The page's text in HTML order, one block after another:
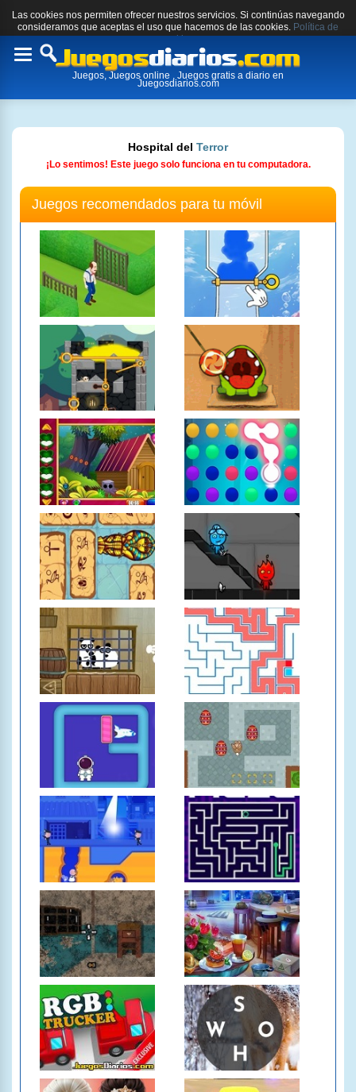
Las cookies nos permiten ofrecer nuestros servicios. Si continúas navegando
consideramos que aceptas el uso que hacemos de las cookies. Política de
cookies.
Toggle
Juegos, Juegos online , Juegos gratis a diario en
Juegosdiarios.com
Hospital del Terror
¡Lo sentimos! Este juego solo funciona en tu computadora.
Juegos recomendados para tu móvil